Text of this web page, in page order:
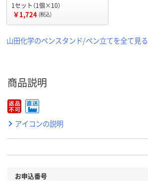
1セット（1個×10）
￥1,724 (税込)
山田化学のペンスタンド/ペン立てを全て見る
商品説明
アイコンの説明
お申込番号